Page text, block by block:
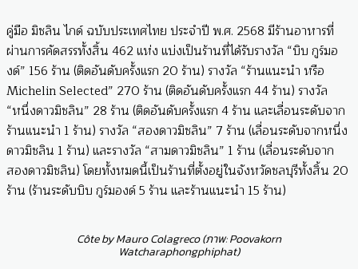
คู่มือ มิชลิน ไกด์ ฉบับประเทศไทย ประจำปี พ.ศ. 2568 มีร้านอาหารที่
ผ่านการคัดสรรทั้งสิ้น 462 แห่ง แบ่งเป็นร้านที่ได้รับรางวัล “บิบ กูร์มอ
งด์” 156 ร้าน (ติดอันดับครั้งแรก 20 ร้าน) รางวัล “ร้านแนะนำ หรือ
Michelin Selected” 270 ร้าน (ติดอันดับครั้งแรก 44 ร้าน) รางวัล
“หนึ่งดาวมิชลิน” 28 ร้าน (ติดอันดับครั้งแรก 4 ร้าน และเลื่อนระดับจาก
ร้านแนะนำ 1 ร้าน) รางวัล “สองดาวมิชลิน” 7 ร้าน (เลื่อนระดับจากหนึ่ง
ดาวมิชลิน 1 ร้าน) และรางวัล “สามดาวมิชลิน” 1 ร้าน (เลื่อนระดับจาก
สองดาวมิชลิน) โดยทั้งหมดนี้เป็นร้านที่ตั้งอยู่ในจังหวัดชลบุรีทั้งสิ้น 20
ร้าน (ร้านระดับบิบ กูร์มองด์ 5 ร้าน และร้านแนะนำ 15 ร้าน)
Côte by Mauro Colagreco (ภาพ: Poovakorn
Watcharaphongphiphat)